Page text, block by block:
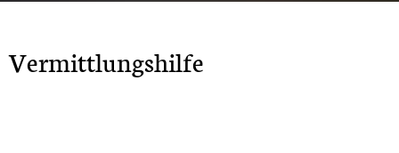
Vermittlungshilfe